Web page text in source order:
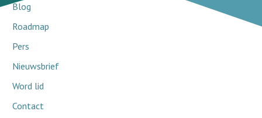
Blog
Roadmap
Pers
Nieuwsbrief
Word lid
Contact